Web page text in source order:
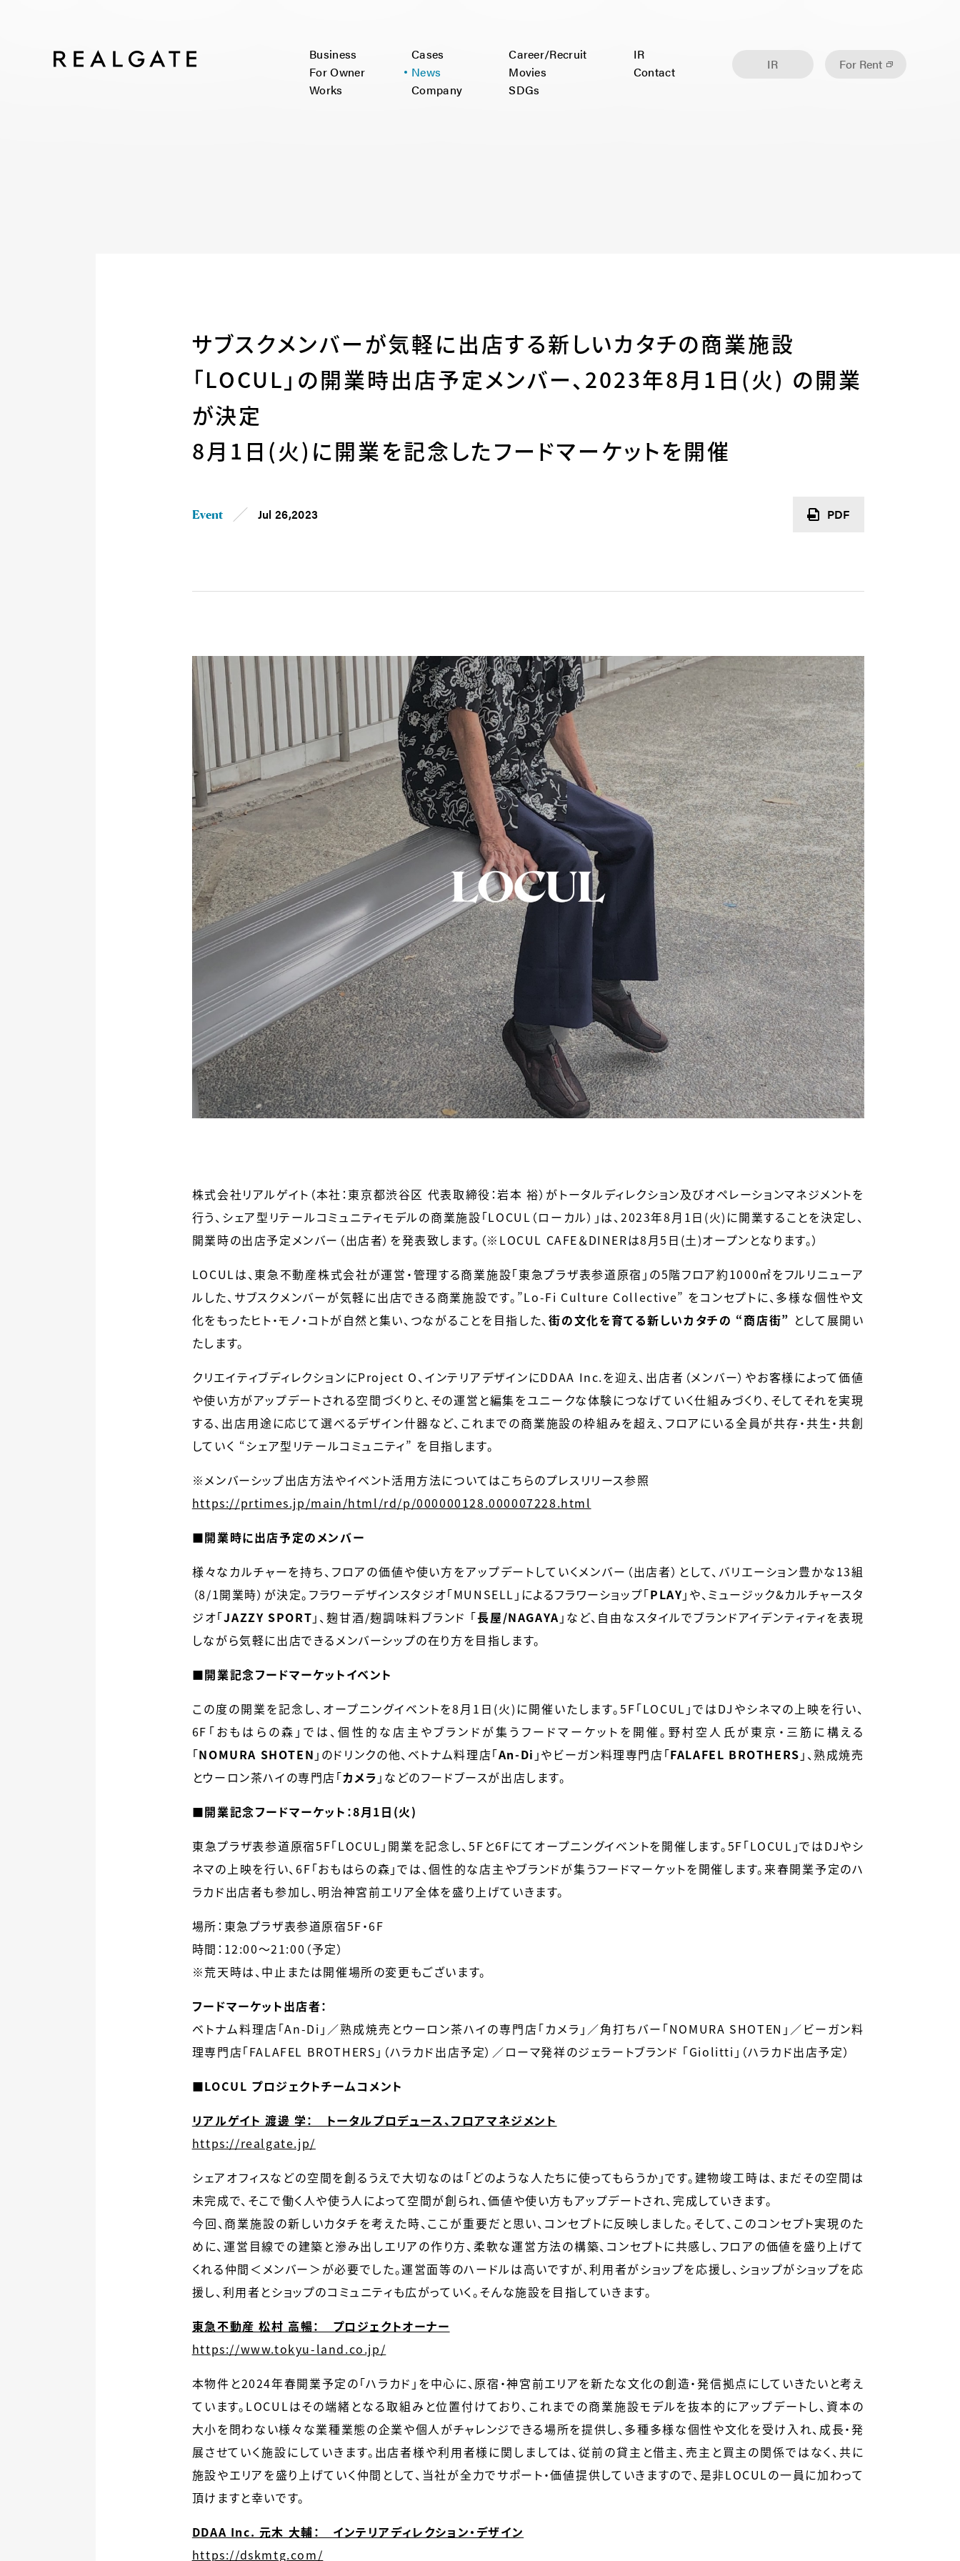
Business
For Owner
Works
Cases
News
Company
Career/Recruit
Movies
SDGs
IR
Contact
IR For Rent
サブスクメンバーが気軽に出店する新しいカタチの商業施設
「LOCUL」の開業時出店予定メンバー、2023年8月1日(火) の開業
が決定
8月1日(火)に開業を記念したフードマーケットを開催
Event Jul 26,2023 PDF
株式会社リアルゲイト（本社：東京都渋谷区 代表取締役：岩本 裕）がトータルディレクション及びオペレーションマネジメントを
行う、シェア型リテールコミュニティモデルの商業施設「LOCUL（ローカル）」は、2023年8月1日(火)に開業することを決定し、
開業時の出店予定メンバー（出店者）を発表致します。（※LOCUL CAFE＆DINERは8月5日(土)オープンとなります。）
LOCULは、東急不動産株式会社が運営・管理する商業施設「東急プラザ表参道原宿」の5階フロア約1000㎡をフルリニューア
ルした、サブスクメンバーが気軽に出店できる商業施設です。”Lo-Fi Culture Collective” をコンセプトに、多様な個性や文
化をもったヒト・モノ・コトが自然と集い、つながることを目指した、街の文化を育てる新しいカタチの “商店街” として展開い
たします。
クリエイティブディレクションにProject O、インテリアデザインにDDAA Inc.を迎え、出店者（メンバー）やお客様によって価値
や使い方がアップデートされる空間づくりと、その運営と編集をユニークな体験につなげていく仕組みづくり、そしてそれを実現
する、出店用途に応じて選べるデザイン什器など、これまでの商業施設の枠組みを超え、フロアにいる全員が共存・共生・共創
していく “シェア型リテールコミュニティ” を目指します。
※メンバーシップ出店方法やイベント活用方法についてはこちらのプレスリリース参照
https://prtimes.jp/main/html/rd/p/000000128.000007228.html
■開業時に出店予定のメンバー
様々なカルチャーを持ち、フロアの価値や使い方をアップデートしていくメンバー（出店者）として、バリエーション豊かな13組
（8/1開業時）が決定。フラワーデザインスタジオ「MUNSELL」によるフラワーショップ「PLAY」 や、ミュージック&カルチャースタ
ジオ「JAZZY SPORT 」 、麹甘酒/麹調味料ブランド 「長屋/NAGAYA 」 など、自由なスタイルでブランドアイデンティティを表現
しながら気軽に出店できるメンバーシップの在り方を目指します。
■開業記念フードマーケットイベント
この度の開業を記念し、オープニングイベントを8月1日(火)に開催いたします。5F「LOCUL」ではDJやシネマの上映を行い、
6F「おもはらの森」では、個性的な店主やブランドが集うフードマーケットを開催。野村空人氏が東京・三筋に構える
「NOMURA SHOTEN 」 のドリンクの他、ベトナム料理店「An-Di 」やビーガン料理専門店「FALAFEL BROTHERS 」 、熟成焼売
とウーロン茶ハイの専門店「カメラ 」 などのフードブースが出店します。
■開業記念フードマーケット：8月1日(火)
東急プラザ表参道原宿5F「LOCUL」開業を記念し、5Fと6Fにてオープニングイベントを開催します。5F「LOCUL」ではDJやシ
ネマの上映を行い、6F「おもはらの森」では、個性的な店主やブランドが集うフードマーケットを開催します。来春開業予定のハ
ラカド出店者も参加し、明治神宮前エリア全体を盛り上げていきます。
場所： 東急プラザ表参道原宿5F・6F
時間： 12:00〜21:00（予定）
※荒天時は、中止または開催場所の変更もございます。
フードマーケット出店者：
ベトナム料理店「An-Di」／熟成焼売とウーロン茶ハイの専門店「カメラ」／角打ちバー「NOMURA SHOTEN」／ビーガン料
理専門店「FALAFEL BROTHERS」（ハラカド出店予定）／ローマ発祥のジェラートブランド 「Giolitti」（ハラカド出店予定）
■LOCUL プロジェクトチームコメント
リアルゲイト 渡邊 学： トータルプロデュース、フロアマネジメント
https://realgate.jp/
シェアオフィスなどの空間を創るうえで大切なのは「どのような人たちに使ってもらうか」です。建物竣工時は、まだその空間は
未完成で、そこで働く人や使う人によって空間が創られ、価値や使い方もアップデートされ、完成していきます。
今回、商業施設の新しいカタチを考えた時、ここが重要だと思い、コンセプトに反映しました。そして、このコンセプト実現のた
めに、運営目線での建築と滲み出しエリアの作り方、柔軟な運営方法の構築、コンセプトに共感し、フロアの価値を盛り上げて
くれる仲間＜メンバー＞が必要でした。運営面等のハードルは高いですが、利用者がショップを応援し、ショップがショップを応
援し、利用者とショップのコミュニティも広がっていく。そんな施設を目指していきます。
東急不動産 松村 高暢： プロジェクトオーナー
https://www.tokyu-land.co.jp/
本物件と2024年春開業予定の「ハラカド」を中心に、原宿・神宮前エリアを新たな文化の創造・発信拠点にしていきたいと考え
ています。LOCULはその端緒となる取組みと位置付けており、これまでの商業施設モデルを抜本的にアップデートし、資本の
大小を問わない様々な業種業態の企業や個人がチャレンジできる場所を提供し、多種多様な個性や文化を受け入れ、成長・発
展させていく施設にしていきます。出店者様や利用者様に関しましては、従前の貸主と借主、売主と買主の関係ではなく、共に
施設やエリアを盛り上げていく仲間として、当社が全力でサポート・価値提供していきますので、是非LOCULの一員に加わって
頂けますと幸いです。
DDAA Inc. 元木 大輔： インテリアディレクション・デザイン
https://dskmtg.com/